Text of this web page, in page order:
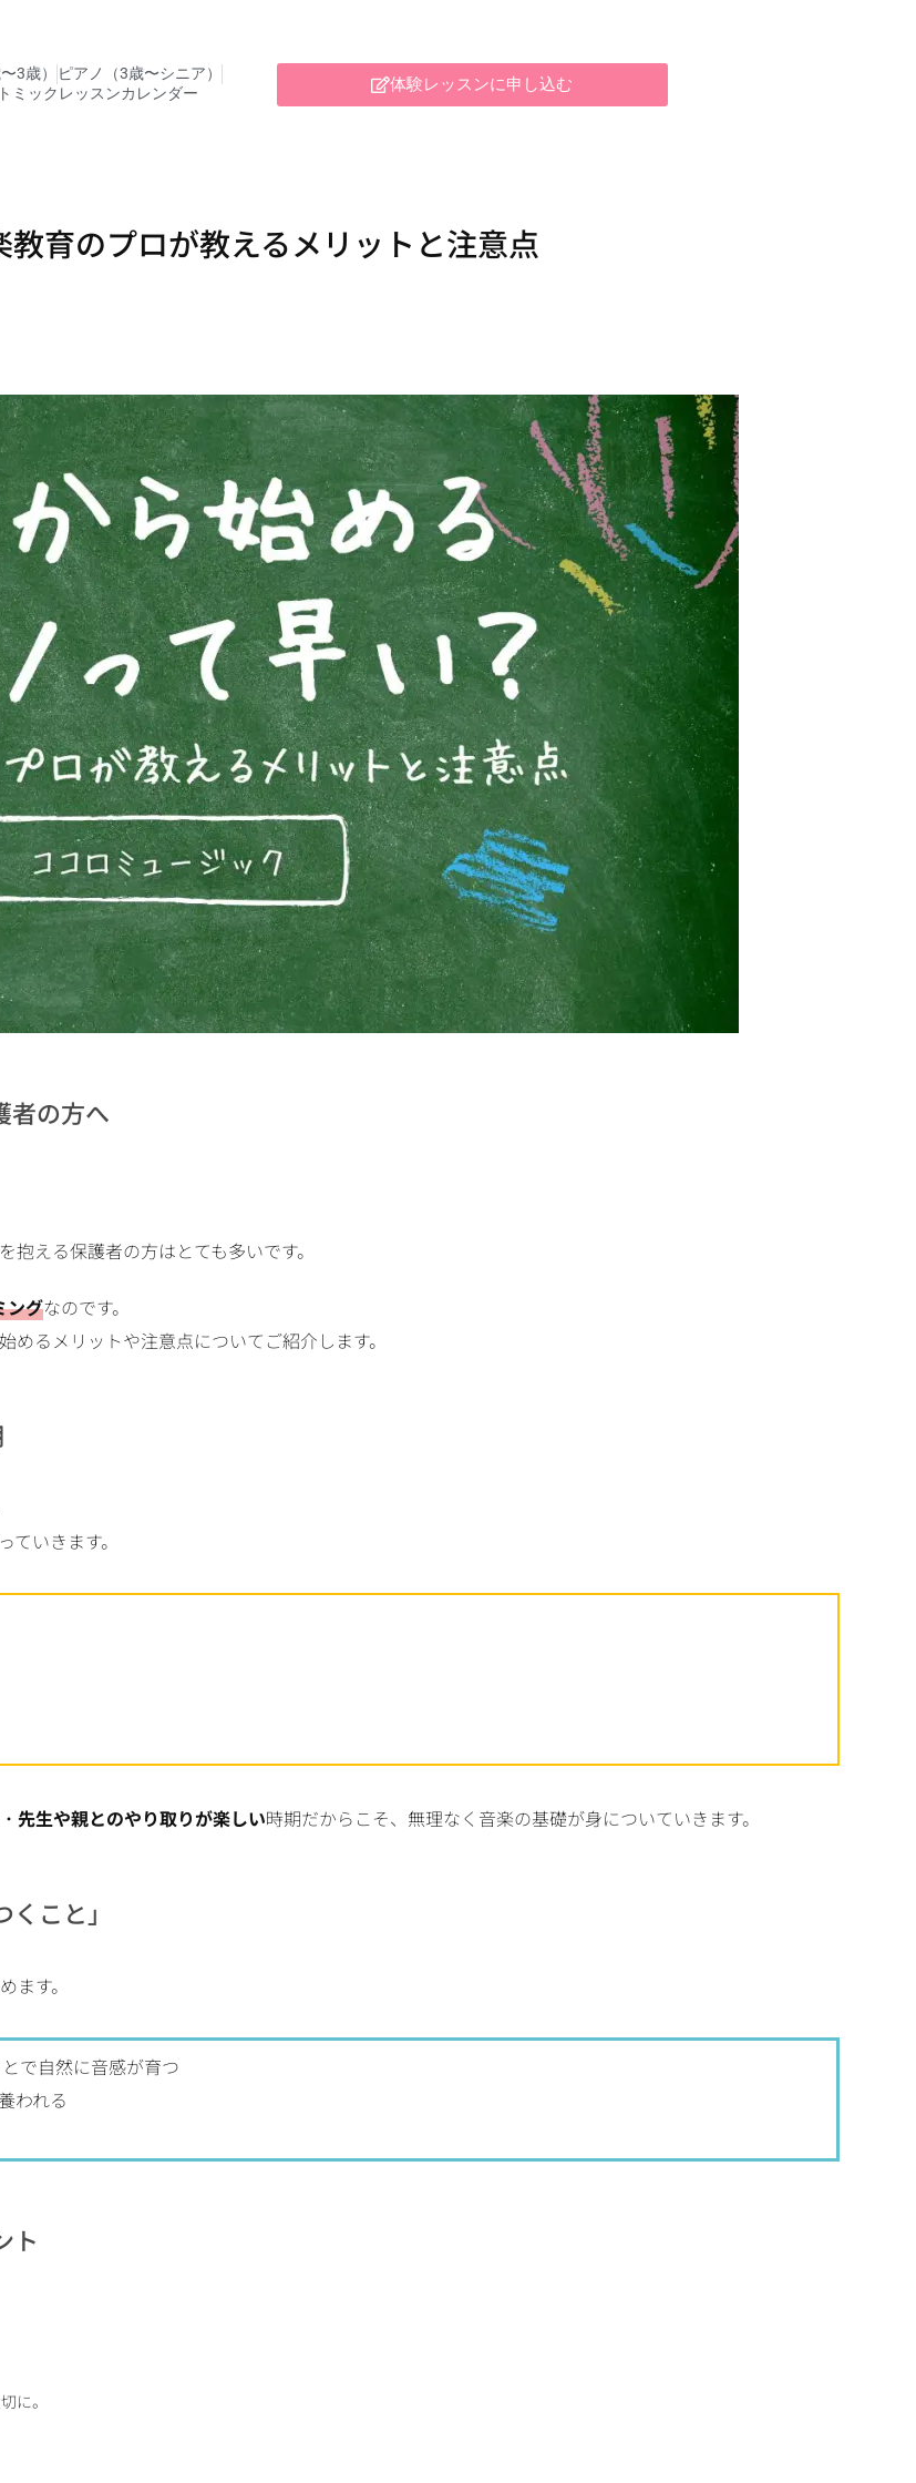
3歳）
ピアノ（3歳〜シニア）
ミックレッスンカレンダー 体験レッスンに申し込む
育のプロが教えるメリットと注意点
者の方へ
える保護者の方はとても多いです。
ングなのです。
るメリットや注意点についてご紹介します。
いきます。
・ 先生や親とのやり取りが楽しい時期だからこそ、無理なく音楽の基礎が身についていきます。
こと」
ます。
で自然に音感が育つ
われる
ト
に。